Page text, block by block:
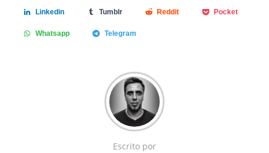
Linkedin Tumblr Reddit Pocket
Whatsapp Telegram
Escrito por